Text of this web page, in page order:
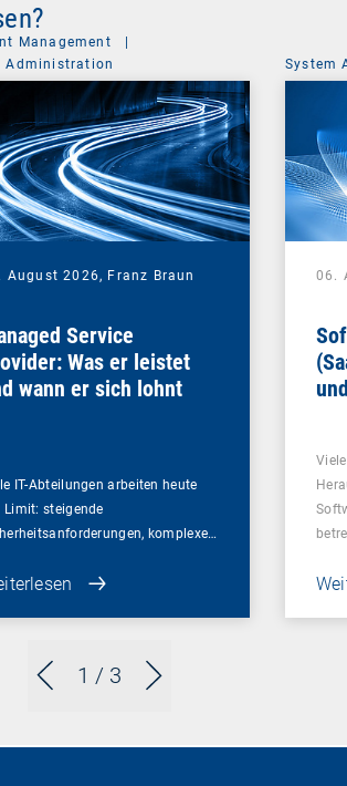
1 / 3
Management
Administration
August 2026, Franz Braun
Service
Was er leistet
wann er sich lohnt
IT-Abteilungen arbeiten heute
Limit: steigende
komplexe…
System
06.